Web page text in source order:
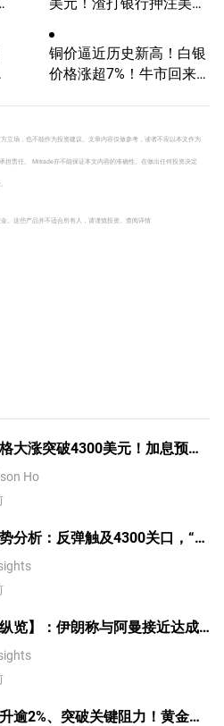
铜价逼近历史新高！白银
价格涨超7%！牛市回来
立场，也不能作为投资建议。文章内容仅做参考，读者不应以本文作为
担责任。 Mitrade亦不能保证本文内容的准确性。在做出任何投资决定
。这些产品并不适合所有人，请谨慎投资。 查阅详情
大涨突破4300美元！加息预期
央行购金，未来继续涨？
Ho
分析：反弹触及4300关口，“双
剑指这一目标！
纵览】：伊朗称与阿曼接近达成
金涨超200美元、WTI原油三连
续创历史新高！
逾2%、突破关键阻力！黄金、